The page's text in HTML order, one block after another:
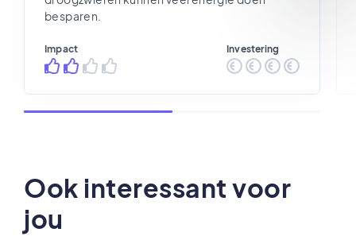
besparen.
Impact Investering
Ook interessant voor
jou